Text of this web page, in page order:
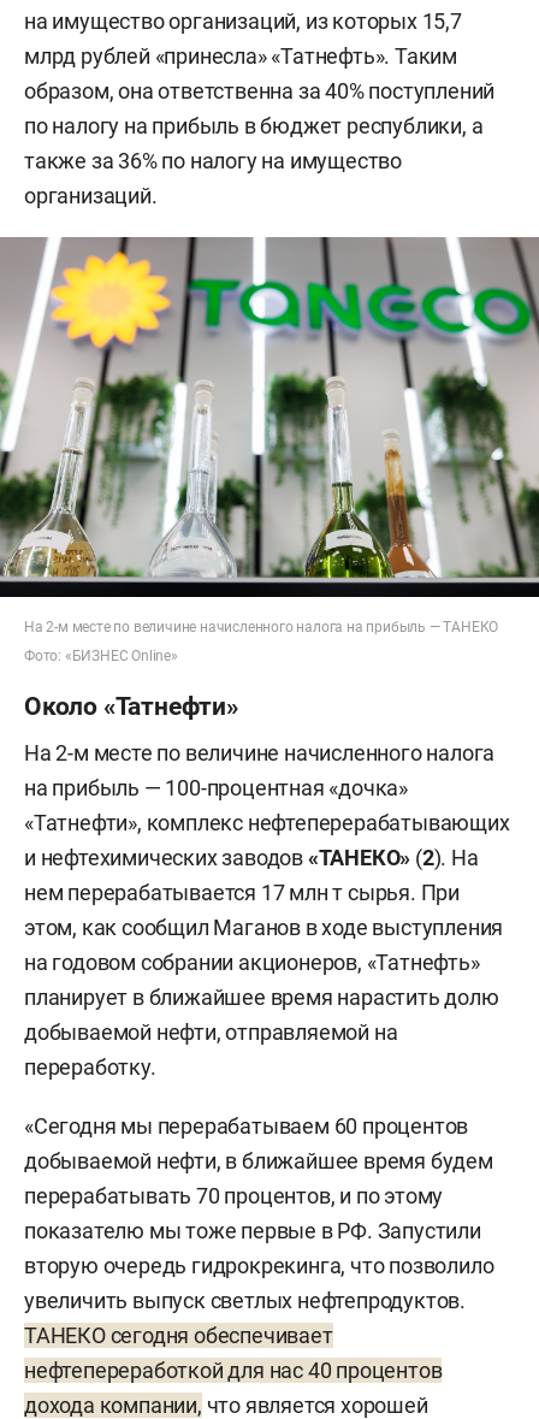
на имущество организаций, из которых 15,7
млрд рублей «принесла» «Татнефть». Таким
образом, она ответственна за 40% поступлений
по налогу на прибыль в бюджет республики, а
также за 36% по налогу на имущество
организаций.
На 2-м месте по величине начисленного налога на прибыль — ТАНЕКО
Фото: «БИЗНЕС Online»
Около «Татнефти»
На 2-м месте по величине начисленного налога
на прибыль — 100-процентная «дочка»
«Татнефти», комплекс нефтеперерабатывающих
и нефтехимических заводов«ТАНЕКО» (2). На
нем перерабатывается 17 млн т сырья. При
этом, как сообщил Маганов в ходе выступления
на годовом собрании акционеров, «Татнефть»
планирует в ближайшее время нарастить долю
добываемой нефти, отправляемой на
переработку.
«Сегодня мы перерабатываем 60 процентов
добываемой нефти, в ближайшее время будем
перерабатывать 70 процентов, и по этому
показателю мы тоже первые в РФ. Запустили
вторую очередь гидрокрекинга, что позволило
увеличить выпуск светлых нефтепродуктов.
ТАНЕКО сегодня обеспечивает
нефтепереработкой для нас 40 процентов
дохода компании, что является хорошей